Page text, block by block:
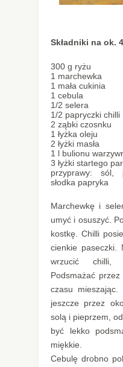
Składniki na ok.
300 g ryżu
1 marchewka
1 mała cukinia
1 cebula
1/2 selera
1/2 papryczki chilli
2 ząbki czosnku
1 łyżka oleju
2 łyżki masła
1 l bulionu
3 łyżki startego
przyprawy: sól,
słodka papryka
Marchewkę i
umyć i osuszyć.
kostkę. Chilli
cienkie paseczki.
wrzucić chilli,
Podsmażać
czasu
jeszcze przez
solą i pieprzem,
być lekko
miękkie.
Cebulę drobno